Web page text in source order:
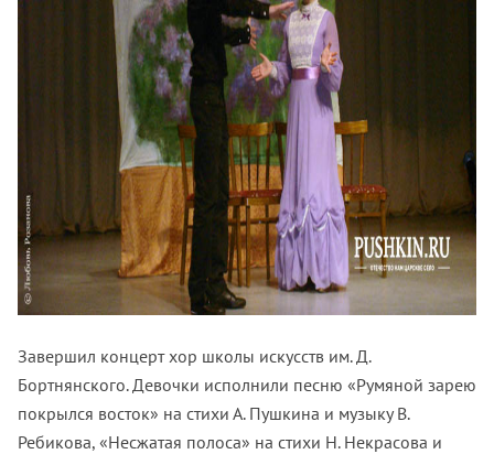
Завершил концерт хор школы искусств им. Д.
Бортнянского. Девочки исполнили песню «Румяной зарею
покрылся восток» на стихи А. Пушкина и музыку В.
Ребикова, «Несжатая полоса» на стихи Н. Некрасова и